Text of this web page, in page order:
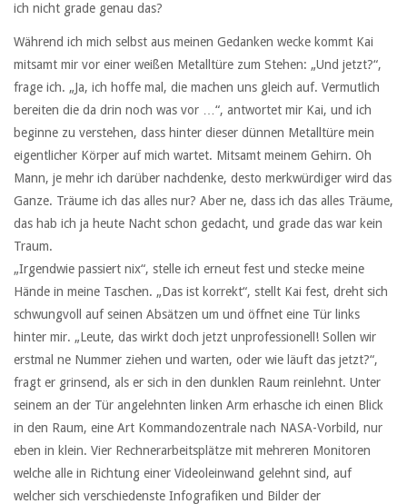
ich nicht grade genau das?
Während ich mich selbst aus meinen Gedanken wecke kommt Kai
mitsamt mir vor einer weißen Metalltüre zum Stehen: „Und jetzt?“,
frage ich. „Ja, ich hoffe mal, die machen uns gleich auf. Vermutlich
bereiten die da drin noch was vor …“, antwortet mir Kai, und ich
beginne zu verstehen, dass hinter dieser dünnen Metalltüre mein
eigentlicher Körper auf mich wartet. Mitsamt meinem Gehirn. Oh
Mann, je mehr ich darüber nachdenke, desto merkwürdiger wird das
Ganze. Träume ich das alles nur? Aber ne, dass ich das alles Träume,
das hab ich ja heute Nacht schon gedacht, und grade das war kein
Traum.
„Irgendwie passiert nix“, stelle ich erneut fest und stecke meine
Hände in meine Taschen. „Das ist korrekt“, stellt Kai fest, dreht sich
schwungvoll auf seinen Absätzen um und öffnet eine Tür links
hinter mir. „Leute, das wirkt doch jetzt unprofessionell! Sollen wir
erstmal ne Nummer ziehen und warten, oder wie läuft das jetzt?“,
fragt er grinsend, als er sich in den dunklen Raum reinlehnt. Unter
seinem an der Tür angelehnten linken Arm erhasche ich einen Blick
in den Raum, eine Art Kommandozentrale nach NASA-Vorbild, nur
eben in klein. Vier Rechnerarbeitsplätze mit mehreren Monitoren
welche alle in Richtung einer Videoleinwand gelehnt sind, auf
welcher sich verschiedenste Infografiken und Bilder der